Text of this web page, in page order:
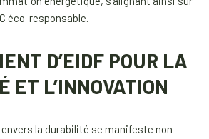
éco-responsable.
D’EIDF POUR LA
ET L’INNOVATION
envers la durabilité se manifeste non